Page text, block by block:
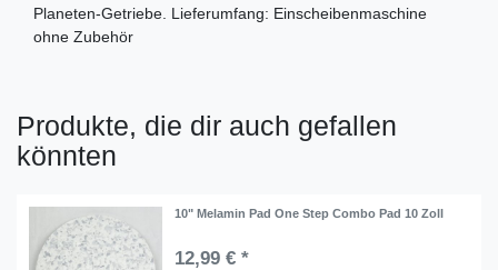
Planeten-Getriebe. Lieferumfang: Einscheibenmaschine
ohne Zubehör
Produkte, die dir auch gefallen
könnten
10" Melamin Pad One Step Combo Pad 10 Zoll
12,99 € *